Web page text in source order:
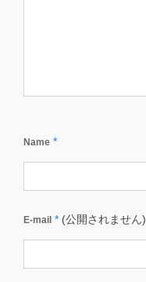
Name *
E-mail * (公開されません)